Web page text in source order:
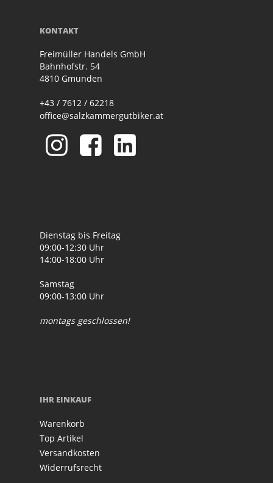
KONTAKT
Freimüller Handels GmbH
Bahnhofstr. 54
4810 Gmunden
+43 / 7612 / 62218
office@salzkammergutbiker.at
Dienstag bis Freitag
09:00-12:30 Uhr
14:00-18:00 Uhr
Samstag
09:00-13:00 Uhr
montags geschlossen!
IHR EINKAUF
Warenkorb
Top Artikel
Versandkosten
Widerrufsrecht